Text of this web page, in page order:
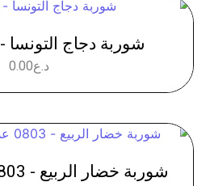
شوربة دجاج التونسا - 0802 عدد 6
د.ع0.00